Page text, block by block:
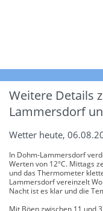
Weitere Details
Lammersdorf
Wetter heute,
In Dohm-Lammersdorf
Werten von 12°C. Mittags
und das Thermometer
Lammersdorf vereinzelt
Nacht ist es klar und die